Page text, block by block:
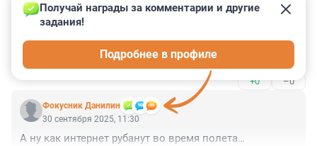
30 сентября 2025, 13:36
Вы замену Ан2 создать не можете! Какое вам такси?
Если только китайцы вам его на блюдечке как
москвич, позор отечественного шильдостроения не
преподнесут.
+0 –0
Фокусник Данилин
Получай награды за комментарии и другие
задания!
Подробнее в профиле
30 сентября 2025, 11:30
А ну как интернет рубанут во время полета…